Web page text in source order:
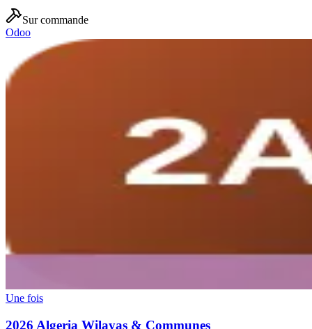
Sur commande
Odoo
Une fois
2026 Algeria Wilayas & Communes